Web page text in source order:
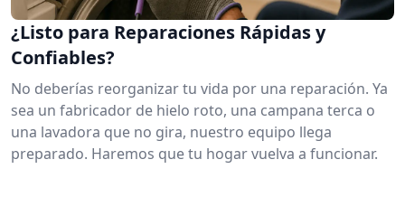
¿Listo para Reparaciones Rápidas y
Confiables?
No deberías reorganizar tu vida por una reparación. Ya
sea un fabricador de hielo roto, una campana terca o
una lavadora que no gira, nuestro equipo llega
preparado. Haremos que tu hogar vuelva a funcionar.